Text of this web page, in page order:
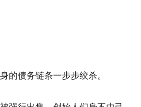
的债务链条一步步绞杀。